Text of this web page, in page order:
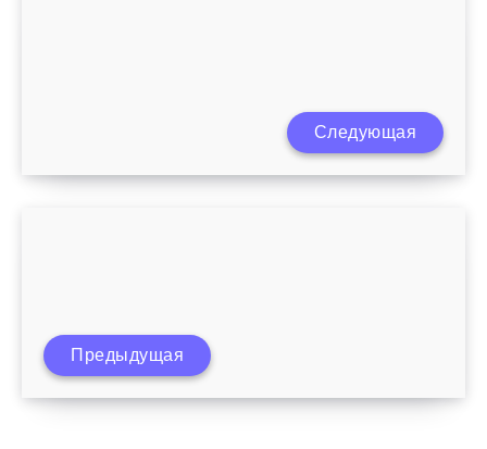
Упражнения для сокращения матки после
Следующая
Что такое послед после родов
Предыдущая